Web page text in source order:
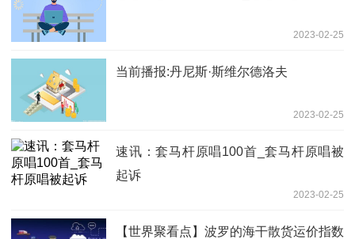
2023-02-25
当前播报:丹尼斯·斯维尔德洛夫
2023-02-25
速讯：套马杆原唱100首_套马杆原唱被
起诉
2023-02-25
【世界聚看点】波罗的海干散货运价指数